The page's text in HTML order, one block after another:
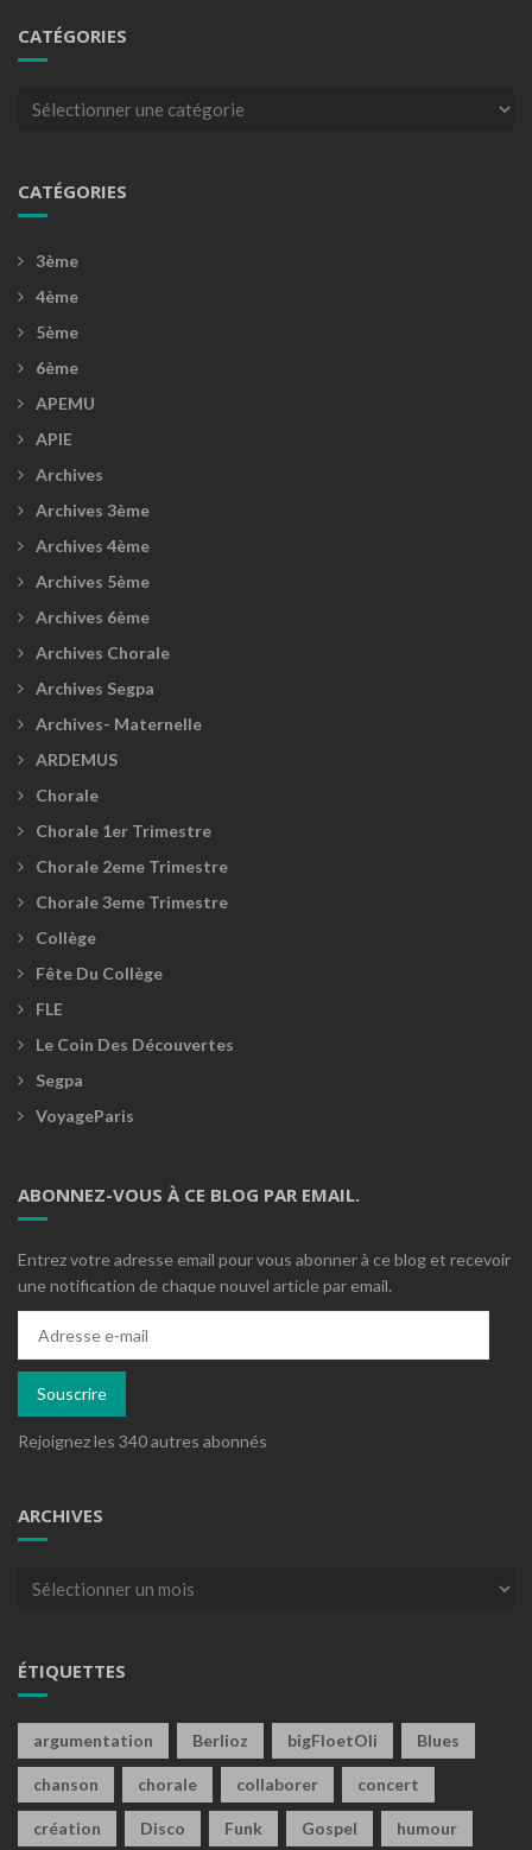
CATÉGORIES
Catégories
CATÉGORIES
3ème
4ème
5ème
6ème
APEMU
APIE
Archives
Archives 3ème
Archives 4ème
Archives 5ème
Archives 6ème
Archives Chorale
Archives Segpa
Archives- Maternelle
ARDEMUS
Chorale
Chorale 1er Trimestre
Chorale 2eme Trimestre
Chorale 3eme Trimestre
Collège
Fête Du Collège
FLE
Le Coin Des Découvertes
Segpa
VoyageParis
ABONNEZ-VOUS À CE BLOG PAR EMAIL.
Entrez votre adresse email pour vous abonner à ce blog et recevoir
une notification de chaque nouvel article par email.
mail
Souscrire
Rejoignez les 340 autres abonnés
ARCHIVES
Archives
ÉTIQUETTES
argumentation Berlioz bigFloetOli Blues
chanson chorale collaborer concert
création Disco Funk Gospel humour